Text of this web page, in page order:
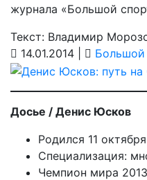
журнала «Большой
Текст: Владимир
14.01.2014 |
Большой
Досье / Денис Юсков
Родился 11
Специализация:
Чемпион мира